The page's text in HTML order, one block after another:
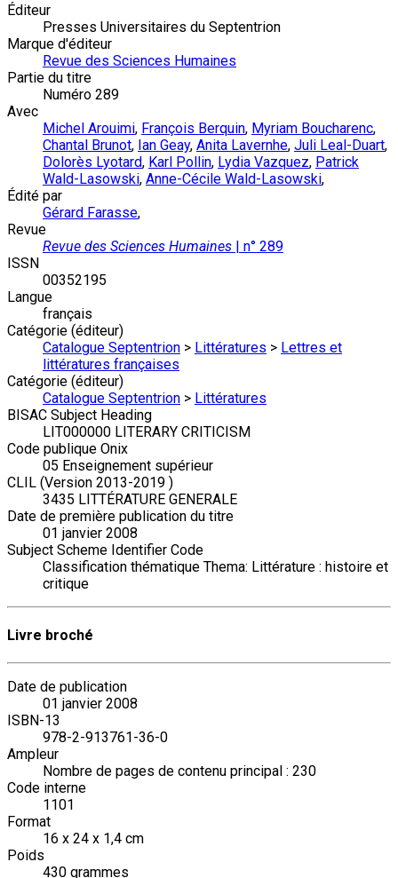
Éditeur
Presses Universitaires du Septentrion
Marque d'éditeur
Revue des Sciences Humaines
Partie du titre
Numéro 289
Avec
Michel Arouimi, François Berquin, Myriam Boucharenc,
Chantal Brunot, Ian Geay, Anita Lavernhe, Juli Leal-Duart,
Dolorès Lyotard, Karl Pollin, Lydia Vazquez, Patrick
Wald-Lasowski, Anne-Cécile Wald-Lasowski,
Édité par
Gérard Farasse,
Revue
Revue des Sciences Humaines | n° 289
ISSN
00352195
Langue
français
Catégorie (éditeur)
Catalogue Septentrion > Littératures > Lettres et
littératures françaises
Catégorie (éditeur)
Catalogue Septentrion > Littératures
BISAC Subject Heading
LIT000000 LITERARY CRITICISM
Code publique Onix
05 Enseignement supérieur
CLIL (Version 2013-2019 )
3435 LITTÉRATURE GENERALE
Date de première publication du titre
01 janvier 2008
Subject Scheme Identifier Code
Classification thématique Thema: Littérature : histoire et
critique
Livre broché
Date de publication
01 janvier 2008
ISBN-13
978-2-913761-36-0
Ampleur
Nombre de pages de contenu principal : 230
Code interne
1101
Format
16 x 24 x 1,4 cm
Poids
430 grammes